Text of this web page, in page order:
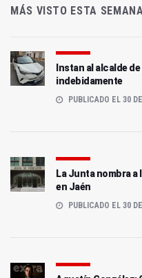
MÁS VISTO ESTA
Instan al alcalde
indebidamente
PUBLICADO EL 30
La Junta nombra
en Jaén
PUBLICADO EL 30